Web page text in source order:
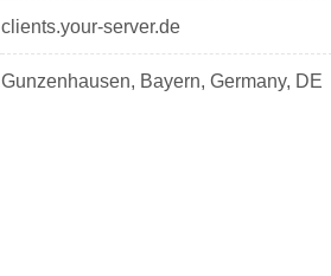
clients.your-server.de
Gunzenhausen, Bayern, Germany, DE